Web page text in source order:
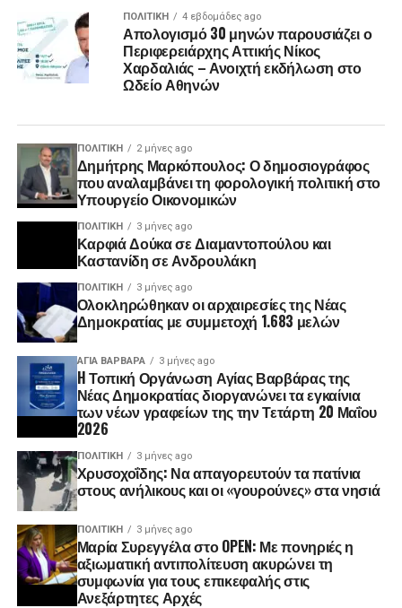
ΠΟΛΙΤΙΚΉ 4 εβδομάδες ago
Απολογισμό 30 μηνών παρουσιάζει ο
Περιφερειάρχης Αττικής Νίκος
Χαρδαλιάς – Ανοιχτή εκδήλωση στο
Ωδείο Αθηνών
ΠΟΛΙΤΙΚΉ 2 μήνες ago
Δημήτρης Μαρκόπουλος: Ο δημοσιογράφος
που αναλαμβάνει τη φορολογική πολιτική στο
Υπουργείο Οικονομικών
ΠΟΛΙΤΙΚΉ 3 μήνες ago
Καρφιά Δούκα σε Διαμαντοπούλου και
Καστανίδη σε Ανδρουλάκη
ΠΟΛΙΤΙΚΉ 3 μήνες ago
Ολοκληρώθηκαν οι αρχαιρεσίες της Νέας
Δημοκρατίας με συμμετοχή 1.683 μελών
ΑΓΙΑ ΒΑΡΒΑΡΑ 3 μήνες ago
H Τοπική Οργάνωση Αγίας Βαρβάρας της
Νέας Δημοκρατίας διοργανώνει τα εγκαίνια
των νέων γραφείων της την Τετάρτη 20 Μαΐου
2026
ΠΟΛΙΤΙΚΉ 3 μήνες ago
Χρυσοχοΐδης: Να απαγορευτούν τα πατίνια
στους ανήλικους και οι «γουρούνες» στα νησιά
ΠΟΛΙΤΙΚΉ 3 μήνες ago
Μαρία Συρεγγέλα στο OPEN: Με πονηριές η
αξιωματική αντιπολίτευση ακυρώνει τη
συμφωνία για τους επικεφαλής στις
Ανεξάρτητες Αρχές